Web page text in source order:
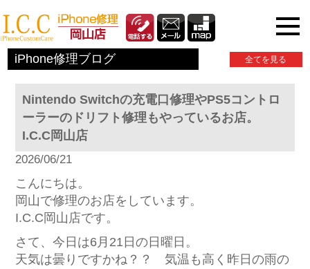
iPhone修理ブログ 全てを見る
Nintendo Switchの充電口修理やPS5コントロ
ーラーのドリフト修理もやっているお店。
I.C.C岡山店
2026/06/21
こんにちは。
岡山で修理のお店をしています。
I.C.C岡山店です。
さて、今日は6月21日の日曜日。
天気は曇りですかね？？ 気温も高く昨日の雨の